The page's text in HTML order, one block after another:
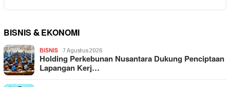
BISNIS & EKONOMI
BISNIS 7 Agustus 2026
Holding Perkebunan Nusantara Dukung Penciptaan
Lapangan Kerj…